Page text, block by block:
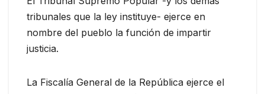
tribunales que la ley instituye- ejerce en
nombre del pueblo la función de impartir
justicia.
La Fiscalía General de la República ejerce el